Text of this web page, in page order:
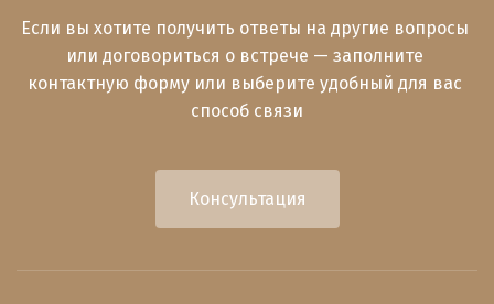
Если вы хотите получить ответы на другие вопросы
или договориться о встрече — заполните
контактную форму или выберите удобный для вас
способ связи
Консультация